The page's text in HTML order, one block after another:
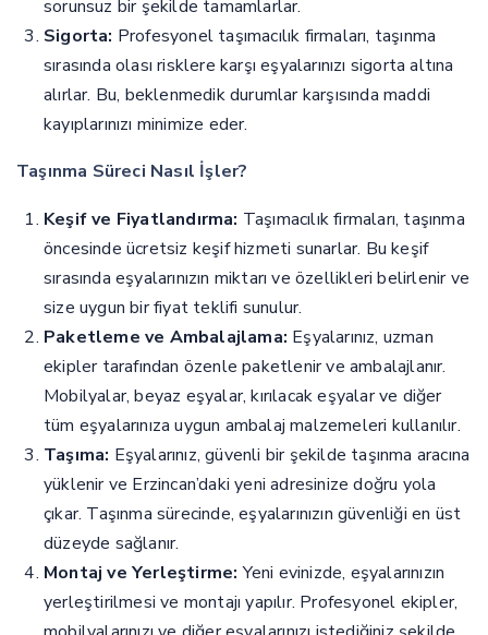
sorunsuz bir şekilde tamamlarlar.
Sigorta: Profesyonel taşımacılık firmaları, taşınma
sırasında olası risklere karşı eşyalarınızı sigorta altına
alırlar. Bu, beklenmedik durumlar karşısında maddi
kayıplarınızı minimize eder.
Taşınma Süreci Nasıl İşler?
Keşif ve Fiyatlandırma: Taşımacılık firmaları, taşınma
öncesinde ücretsiz keşif hizmeti sunarlar. Bu keşif
sırasında eşyalarınızın miktarı ve özellikleri belirlenir ve
size uygun bir fiyat teklifi sunulur.
Paketleme ve Ambalajlama: Eşyalarınız, uzman
ekipler tarafından özenle paketlenir ve ambalajlanır.
Mobilyalar, beyaz eşyalar, kırılacak eşyalar ve diğer
tüm eşyalarınıza uygun ambalaj malzemeleri kullanılır.
Taşıma: Eşyalarınız, güvenli bir şekilde taşınma aracına
yüklenir ve Erzincan’daki yeni adresinize doğru yola
çıkar. Taşınma sürecinde, eşyalarınızın güvenliği en üst
düzeyde sağlanır.
Montaj ve Yerleştirme: Yeni evinizde, eşyalarınızın
yerleştirilmesi ve montajı yapılır. Profesyonel ekipler,